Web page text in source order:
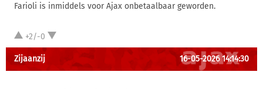
Farioli is inmiddels voor Ajax onbetaalbaar geworden.
+2/-0
Zijaanzij 16-05-2026 14:14:30